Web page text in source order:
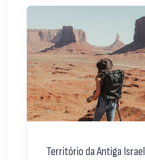
Território da Antiga Israel